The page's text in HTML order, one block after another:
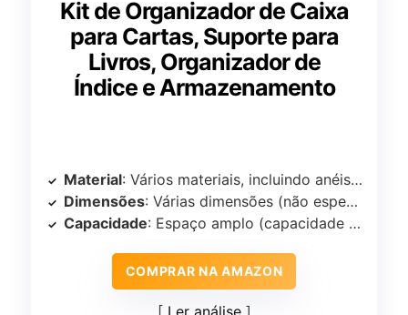
Kit de Organizador de Caixa
para Cartas, Suporte para
Livros, Organizador de
Índice e Armazenamento
Material: Vários materiais, incluindo anéis de metal para encadernação
Dimensões: Várias dimensões (não especificadas)
Capacidade: Espaço amplo (capacidade exata não especificada)
COMPRAR NA AMAZON
Ler análise